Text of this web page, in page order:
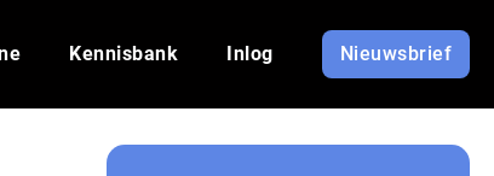
Kennisbank Inlog Nieuwsbrief